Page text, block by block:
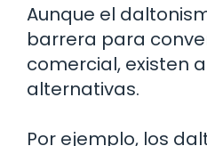
Aunque el
barrera para
comercial, existen
alternativas.
Por ejemplo, los